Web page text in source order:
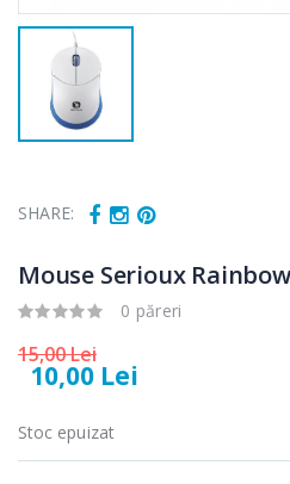
SHARE:
Mouse Serioux
0 păreri
15,00 Lei
10,00 Lei
Stoc epuizat
-25%
Fierbator
electric cu filtru
...
89,00 Lei